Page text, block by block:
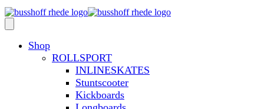
Shop
ROLLSPORT
INLINESKATES
Stuntscooter
Kickboards